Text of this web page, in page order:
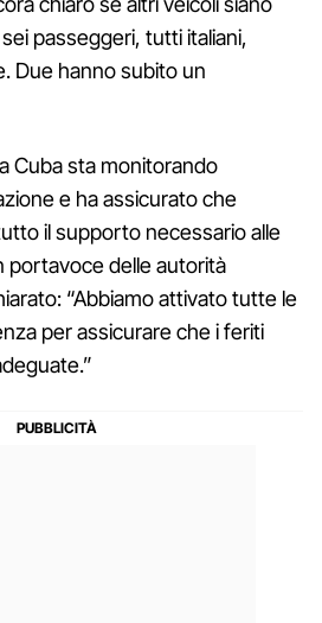
passeggeri, tutti italiani,
Due hanno subito un
Cuba sta monitorando
e ha assicurato che
il supporto necessario alle
portavoce delle autorità
“Abbiamo attivato tutte le
per assicurare che i feriti